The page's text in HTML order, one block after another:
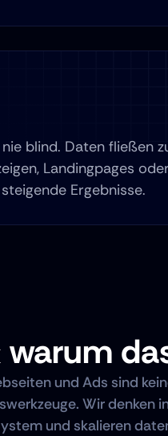
blind. Daten fließen
Landingpages
Ergebnisse.
und Ads sind
Wir denken
und skalieren